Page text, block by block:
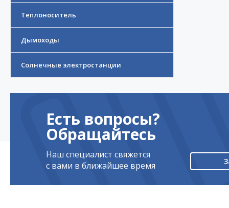
Теплоноситель
Дымоходы
Солнечные электростанции
Есть вопросы?
Обращайтесь
Наш специалист свяжется
с вами в ближайшее время